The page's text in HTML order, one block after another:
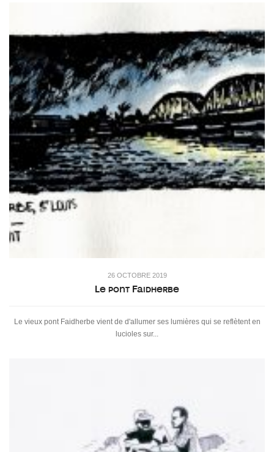
26 OCTOBRE 2019
Le pont Faidherbe
Le vieux pont Faidherbe vient de d'allumer ses lumières qui se reflètent en
lucioles sur...